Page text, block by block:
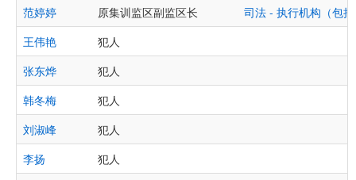
范婷婷
原集训监区副监区长
司法 - 执行机构（包
王伟艳
犯人
张东烨
犯人
韩冬梅
犯人
刘淑峰
犯人
李扬
犯人